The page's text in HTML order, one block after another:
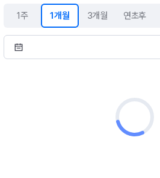
1주 1개월 3개월 연초후